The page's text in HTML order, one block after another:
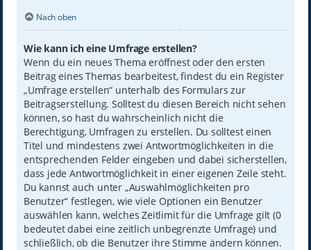
Nach oben
Wie kann ich eine Umfrage erstellen?
Wenn du ein neues Thema eröffnest oder den ersten
Beitrag eines Themas bearbeitest, findest du ein Register
„Umfrage erstellen“ unterhalb des Formulars zur
Beitragserstellung. Solltest du diesen Bereich nicht sehen
können, so hast du wahrscheinlich nicht die
Berechtigung, Umfragen zu erstellen. Du solltest einen
Titel und mindestens zwei Antwortmöglichkeiten in die
entsprechenden Felder eingeben und dabei sicherstellen,
dass jede Antwortmöglichkeit in einer eigenen Zeile steht.
Du kannst auch unter „Auswahlmöglichkeiten pro
Benutzer“ festlegen, wie viele Optionen ein Benutzer
auswählen kann, welches Zeitlimit für die Umfrage gilt (0
bedeutet dabei eine zeitlich unbegrenzte Umfrage) und
schließlich, ob die Benutzer ihre Stimme ändern können.